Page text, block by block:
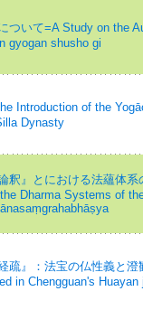
ついて=A Study on the
gyogan shusho gi
Introduction of the
Dynasty
釈』とにおける法蘊体
Dharma Systems of
疏』：法宝の仏性義と
in Chengguan's